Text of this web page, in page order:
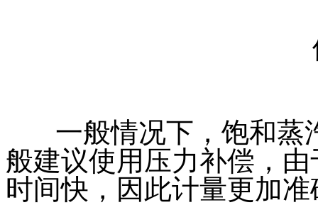
一般情况下，饱和蒸
般建议使用压力补偿，
时间快，因此计量更加